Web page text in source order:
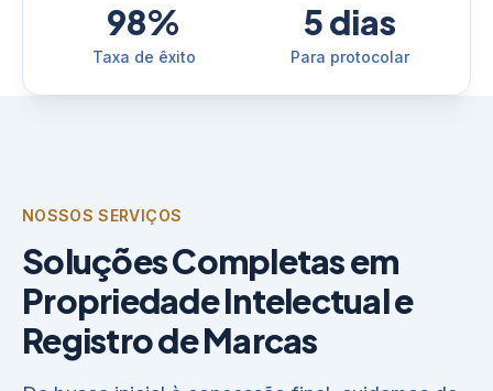
98%
Taxa de êxito
5 dias
Para protocolar
NOSSOS SERVIÇOS
Soluções Completas em
Propriedade Intelectual e
Registro de Marcas